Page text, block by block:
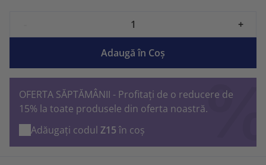
+
Adaugă în Coş
OFERTA SĂPTĂMÂNII - Profitați de o reducere de
15% la toate produsele din oferta noastră.
Adăugați codul Z15 în coș